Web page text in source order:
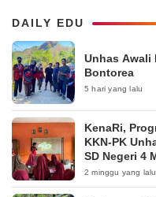
DAILY EDU
Unhas Awali
Bontorea
5 hari yang lalu
KenaRi,
KKN-PK
SD Negeri 4
2 minggu yang lalu